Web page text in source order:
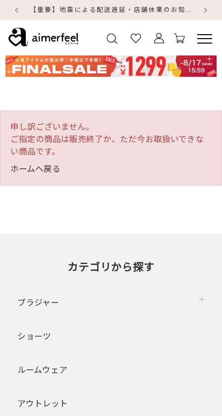
【重要】地震による配送遅延・店舗休業のお知らせ
申し訳ございません。
ご指定の商品は販売終了か、ただ今お取扱いできな
い商品です。
ホームへ戻る
カテゴリから探す
ブラジャー
ショーツ
ルームウェア
アウトレット